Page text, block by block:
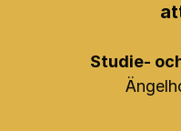
Studie-